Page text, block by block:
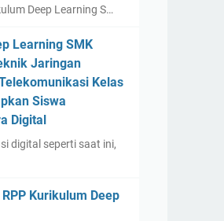
Deep Learning S…
Learning SMK
Jaringan
Kelas
Siswa
Digital
digital seperti saat ini,
Kurikulum Deep